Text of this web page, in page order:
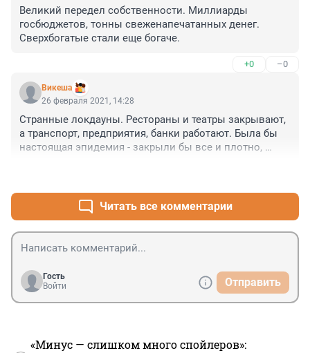
Великий передел собственности. Миллиарды
госбюджетов, тонны свеженапечатанных денег.
Сверхбогатые стали еще богаче.
+0 –0
Викеша
26 февраля 2021, 14:28
Странные локдауны. Рестораны и театры закрывают,
а транспорт, предприятия, банки работают. Была бы
настоящая эпидемия - закрыли бы все и плотно,
Читать все комментарии
Гость
Войти
Отправить
«Минус — слишком много спойлеров»: